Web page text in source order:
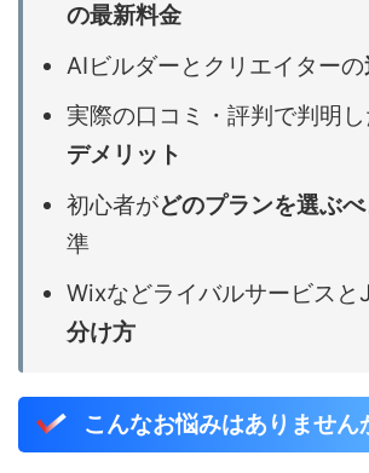
の最新料金
AIビルダーとクリエイターの
実際の口コミ・評判で判明し
デメリット
初心者がどのプランを選ぶ
準
Wixなどライバルサービスと
分け方
こんなお悩みはありません